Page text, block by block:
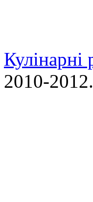
2010-2012.